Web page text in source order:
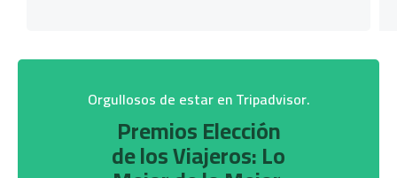
Orgullosos de estar en Tripadvisor.
Premios Elección
de los Viajeros: Lo